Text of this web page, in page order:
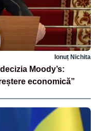
Ionuț Nichita
Moody’s:
economică”